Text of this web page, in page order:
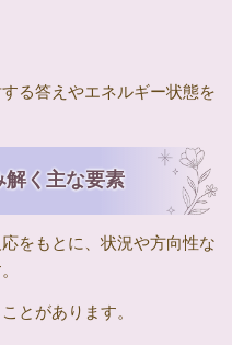
る答えやエネルギー状態を
解く主な要素
をもとに、状況や方向性な
とがあります。